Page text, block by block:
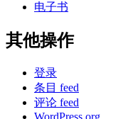
电子书
其他操作
登录
条目 feed
评论 feed